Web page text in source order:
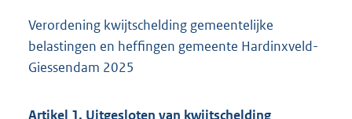
Verordening kwijtschelding gemeentelijke
belastingen en heffingen gemeente Hardinxveld-
Giessendam 2025
Artikel 1. Uitgesloten van kwijtschelding